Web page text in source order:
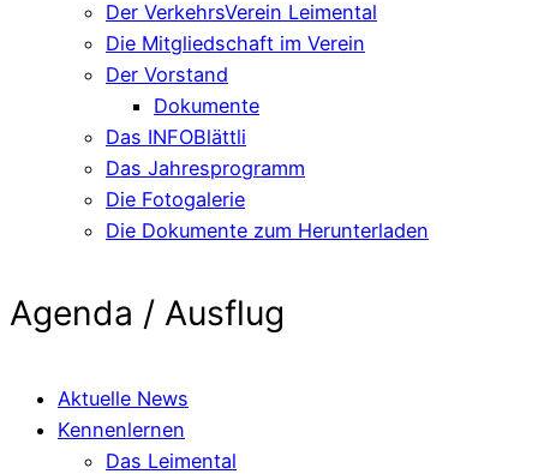
Der VerkehrsVerein Leimental
Die Mitgliedschaft im Verein
Der Vorstand
Dokumente
Das INFOBlättli
Das Jahresprogramm
Die Fotogalerie
Die Dokumente zum Herunterladen
Agenda / Ausflug
Aktuelle News
Kennenlernen
Das Leimental